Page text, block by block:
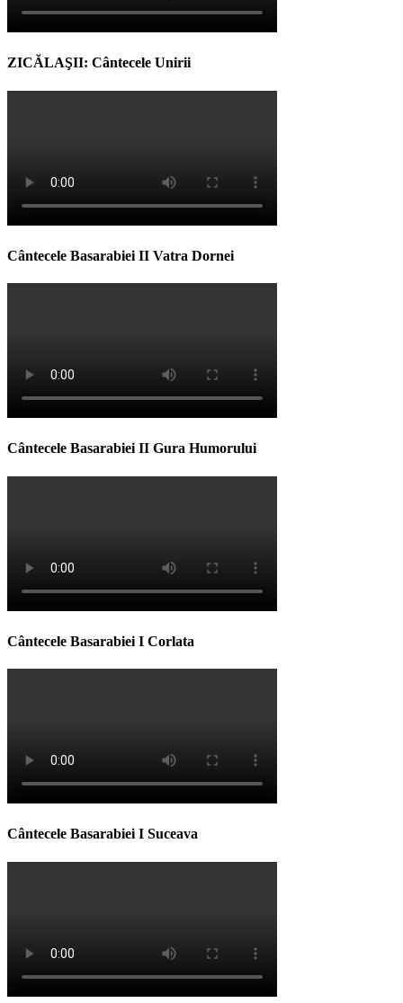
ZICĂLAŞII: Cântecele Unirii
Cântecele Basarabiei II Vatra Dornei
Cântecele Basarabiei II Gura Humorului
Cântecele Basarabiei I Corlata
Cântecele Basarabiei I Suceava